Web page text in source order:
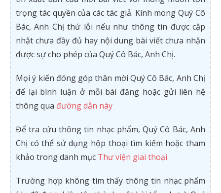
trọng tác quyền của các tác giả. Kính mong Quý Cô
Bác, Anh Chị thứ lỗi nếu như thông tin được cập
nhật chưa đầy đủ hay nội dung bài viết chưa nhận
được sự cho phép của Quý Cô Bác, Anh Chị.
Mọi ý kiến đóng góp thân mời Quý Cô Bác, Anh Chị
để lại bình luận ở mỗi bài đăng hoặc gửi liên hệ
thông qua đường dẫn này
Để tra cứu thông tin nhạc phẩm, Quý Cô Bác, Anh
Chị có thể sử dụng hộp thoại tìm kiếm hoặc tham
khảo trong danh mục Thư viện giai thoại
Trường hợp không tìm thấy thông tin nhạc phẩm